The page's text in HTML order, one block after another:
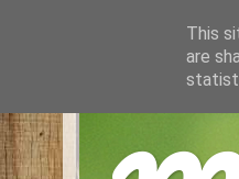
This
are